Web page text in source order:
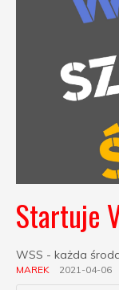
Startuje
WSS - każda
MAREK 2021-04-06